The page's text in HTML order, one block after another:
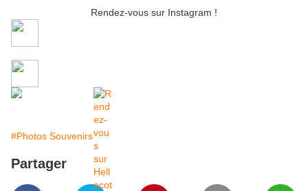
Rendez-vous sur Instagram !
#Photos Souvenirs
Partager